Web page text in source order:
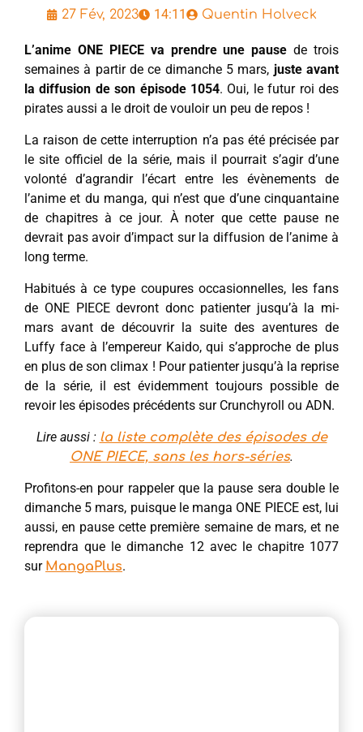
27 Fév, 2023 14:11 Quentin Holveck
L’anime ONE PIECE va prendre une pause de trois
semaines à partir de ce dimanche 5 mars, juste avant
la diffusion de son épisode 1054. Oui, le futur roi des
pirates aussi a le droit de vouloir un peu de repos !
La raison de cette interruption n’a pas été précisée par
le site officiel de la série, mais il pourrait s’agir d’une
volonté d’agrandir l’écart entre les évènements de
l’anime et du manga, qui n’est que d’une cinquantaine
de chapitres à ce jour. À noter que cette pause ne
devrait pas avoir d’impact sur la diffusion de l’anime à
long terme.
Habitués à ce type coupures occasionnelles, les fans
de ONE PIECE devront donc patienter jusqu’à la mi-
mars avant de découvrir la suite des aventures de
Luffy face à l’empereur Kaido, qui s’approche de plus
en plus de son climax ! Pour patienter jusqu’à la reprise
de la série, il est évidemment toujours possible de
revoir les épisodes précédents sur Crunchyroll ou ADN.
Lire aussi : la liste complète des épisodes de
ONE PIECE, sans les hors-séries.
Profitons-en pour rappeler que la pause sera double le
dimanche 5 mars, puisque le manga ONE PIECE est, lui
aussi, en pause cette première semaine de mars, et ne
reprendra que le dimanche 12 avec le chapitre 1077
sur MangaPlus.